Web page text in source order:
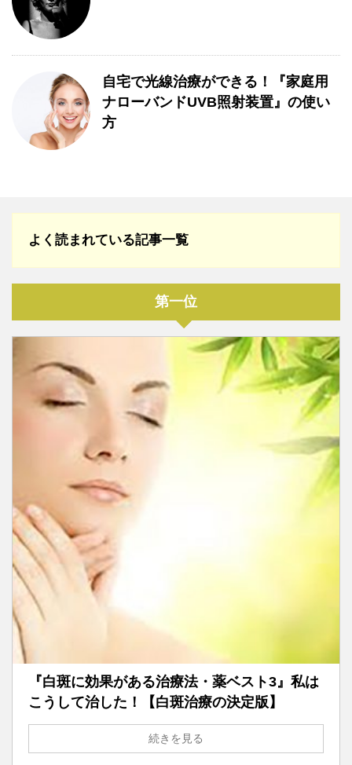
自宅で光線治療ができる！『家庭用
ナローバンドUVB照射装置』の使い
方
よく読まれている記事一覧
第一位
『白斑に効果がある治療法・薬ベスト3』私は
こうして治した！【白斑治療の決定版】
続きを見る